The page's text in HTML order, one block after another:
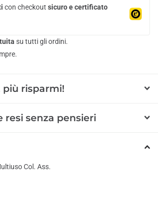
con checkout sicuro e certificato
su tutti gli ordini.
più risparmi!
resi senza pensieri
Col. Ass.